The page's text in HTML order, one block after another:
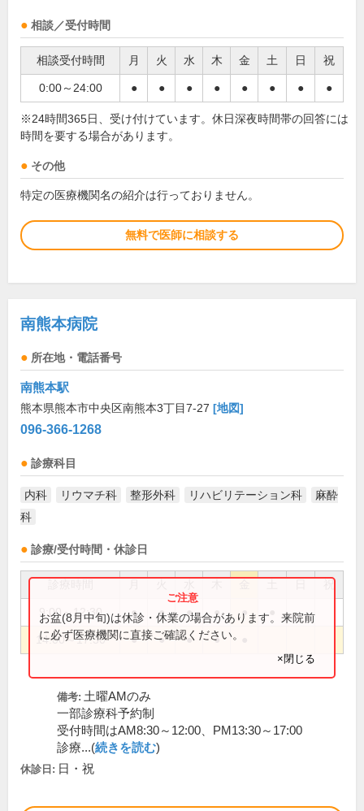
相談／受付時間
相談受付時間 月 火 水 木 金 土 日 祝
0:00～24:00 ● ● ● ● ● ● ● ●
※24時間365日、受け付けています。休日深夜時間帯の回答には
時間を要する場合があります。
その他
特定の医療機関名の紹介は行っておりません。
無料で医師に相談する
南熊本病院
所在地・電話番号
南熊本駅
熊本県熊本市中央区南熊本3丁目7-27 [地図]
096-366-1268
診療科目
内科 リウマチ科 整形外科 リハビリテーション科
麻酔
科
診療/受付時間・休診日
祝
9:00～12:30 ● ● ● ● ●
14:00～17:30 ● ● ● ●
お盆(8月中旬)は休診・休業の場合があります。来院前
に必ず医療機関に直接ご確認ください。
×閉じる
備考: 土曜AMのみ
一部診療科予約制
受付時間はAM8:30～12:00、PM13:30～17:00
診療...(続きを読む)
休診日: 日・祝